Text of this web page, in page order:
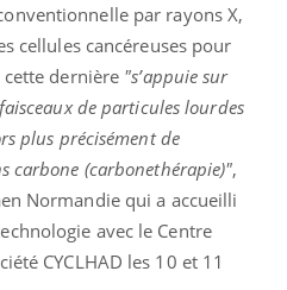
par rayons X,
cellules cancéreuses pour
dernière "s’appuie sur
de particules lourdes
plus précisément de
carbone (carbonethérapie)",
Normandie qui a accueilli
avec le Centre
CYCLHAD les 10 et 11